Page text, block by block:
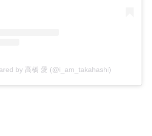
by 高橋 愛 (@i_am_takahashi)